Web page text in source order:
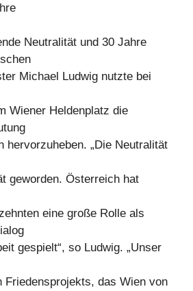
Neutralität und 30 Jahre
Michael Ludwig nutzte bei
Wiener Heldenplatz die
hervorzuheben. „Die Neutralität
geworden. Österreich hat
eine große Rolle als
gespielt“, so Ludwig. „Unser
Friedensprojekts, das Wien von